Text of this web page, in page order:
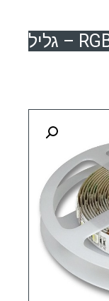
פס לד 14.4 וואט למטר RGB – גליל